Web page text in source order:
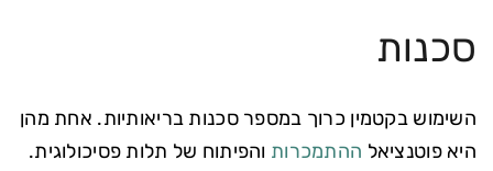
סכנות
השימוש בקטמין כרוך במספר סכנות בריאותיות. אחת מהן
היא פוטנציאל ההתמכרות והפיתוח של תלות פסיכולוגית.